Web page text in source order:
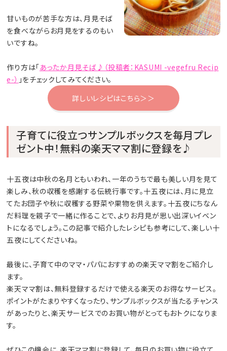
甘いものが苦手な方は、月見そば
を食べながらお月見をするのもい
いですね。
作り方は「あったか月見そば♪（投稿者：KASUMI -vegefru Recip
e-） 」をチェックしてみてください。
詳しいレシピはこちら＞＞
子育てに役立つサンプルボックスを毎月プレ
ゼント中！無料の楽天ママ割に登録を♪
十五夜は中秋の名月ともいわれ、一年のうちで最も美しい月を見て
楽しみ、秋の収穫を感謝する伝統行事です。十五夜には、月に見立
てたお団子や秋に収穫する野菜や果物を供えます。十五夜にちなん
だ料理を親子で一緒に作ることで、よりお月見が思い出深いイベン
トになるでしょう。この記事で紹介したレシピも参考にして、楽しい十
五夜にしてくださいね。
最後に、子育て中のママ・パパにおすすめの楽天ママ割をご紹介し
ます。
楽天ママ割は、無料登録するだけで使える楽天のお得なサービス。
ポイントがたまりやすくなったり、サンプルボックスが当たるチャンス
があったりと、楽天サービスでのお買い物がとってもおトクになりま
す。